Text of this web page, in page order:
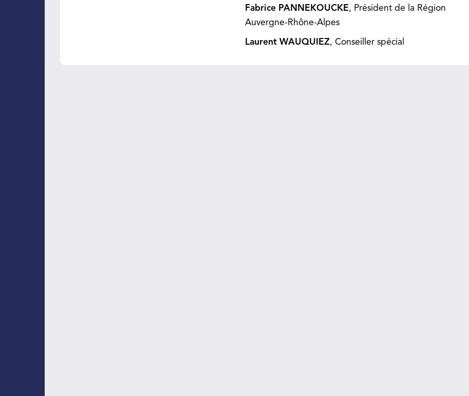
Fabrice PANNEKOUCKE, Président de la Région
Auvergne-Rhône-Alpes
Laurent WAUQUIEZ, Conseiller spécial